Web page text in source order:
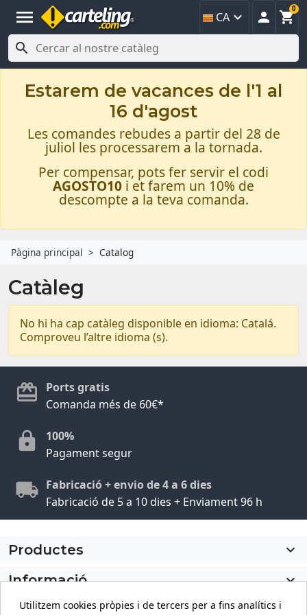
menu CA   
0

Estarem de vacances de l'1 al
16 d'agost
Les comandes rebudes a partir del 28 de
juliol les processarem a la tornada.
Per compensar, pots fer servir el codi
AGOSTO10 i et farem un 10% de
descompte a la teva comanda.
Pàgina principal Catalog
Catàleg
No hi ha cap catàleg disponible en idioma: Catalá.
Comproveu l’altre idioma (s).
Ports gratis
Comanda més de 60€*
100%
Pagament segur
Fabricació + envio de 4 a 6 dies
Fabricació de 5 a 10 dies + Enviament 96 h
Productes

Informació

El meu compte
Utilitzem cookies pròpies i de tercers per a fins analítics i